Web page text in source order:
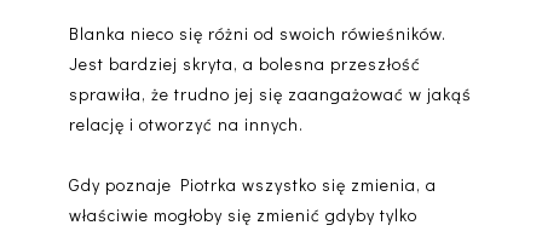
Blanka nieco się różni od swoich rówieśników.
Jest bardziej skryta, a bolesna przeszłość
sprawiła, że trudno jej się zaangażować w jakąś
relację i otworzyć na innych.
Gdy poznaje Piotrka wszystko się zmienia, a
właściwie mogłoby się zmienić gdyby tylko